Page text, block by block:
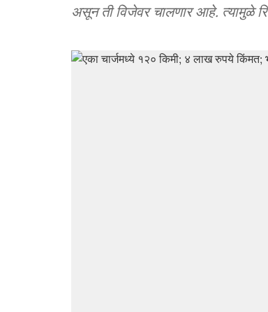
असून ती विजेवर चालणार आहे. त्यामुळे